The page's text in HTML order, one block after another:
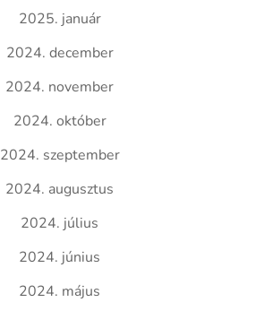
2025. január
2024. december
2024. november
2024. október
2024. szeptember
2024. augusztus
2024. július
2024. június
2024. május